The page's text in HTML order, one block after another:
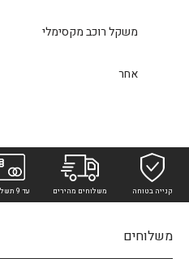
משקל רוכב מקסימלי
אחר
קנייה בטוחה משלוחים מהירים עד 9 תשלומים
משלוחים